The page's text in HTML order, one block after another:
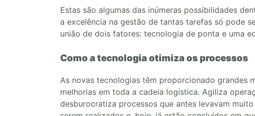
Estas são algumas das inúmeras possibilidades
a excelência na gestão de tantas tarefas só pode
união de dois fatores: tecnologia de ponta e uma
Como a tecnologia otimiza os processos
As novas tecnologias têm proporcionado grandes
melhorias em toda a cadeia logística. Agiliza
desburocratiza processos que antes levavam